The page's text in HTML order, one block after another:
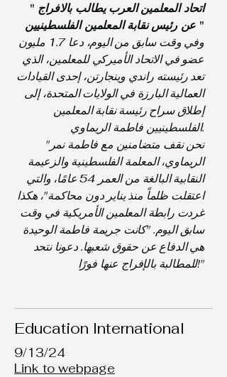
" اتحاد المعلمين العرب يطالب بالافراج
عن رئيس نقابة المعلمين الفلسطينيين "
وفي وقت سابق من اليوم، دعا 1.7 مليون
عضو في الاتحاد الأميركي للمعلمين، الذي
تعد رئيسته راندي وينجارتن، إحدى القيادات
العمالية البارزة في الولايات المتحدة، إلى
إطلاق سراح رئيسة نقابة المعلمين
الفلسطينيين فاطمة الريماوي.
"نحن نقف متضامنين مع فاطمة نمر
الريماوي، المعلمة الفلسطينية والزعيمة
النقابية البالغة من العمر 54 عامًا، والتي
اعتقلت ظلماً منذ يناير دون محاكمة"، هكذا
غردت رابطة المعلمين الأمريكية في وقت
سابق اليوم. "كانت جريمة فاطمة الوحيدة
هي الدفاع عن حقوق شعبها. دعونا نتحد
للمطالبة بالإفراج عنها فورًا!"
Education International
9/13/24
Link to webpage